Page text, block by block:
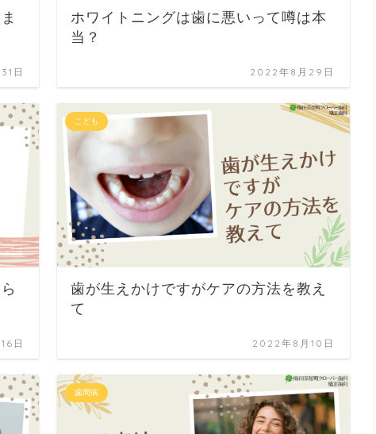
日
ホワイトニングは歯に悪いって噂は本
当？
2022年8月29日
日
こども
歯が生えかけですがケアの方法を教え
て
2022年8月10日
歯周病